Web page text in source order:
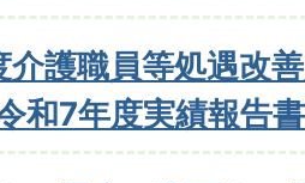
護職員等処遇改
和7年度実績報告